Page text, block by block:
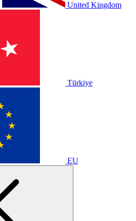
United Kingdom
Türkiye
EU